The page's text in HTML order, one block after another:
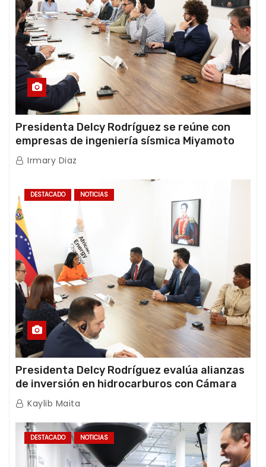
Presidenta Delcy Rodríguez se reúne con
empresas de ingeniería sísmica Miyamoto
International y TFI Solutions
Irmary Diaz
DESTACADO NOTICIAS
Presidenta Delcy Rodríguez evalúa alianzas
de inversión en hidrocarburos con Cámara
Africana de Energía
Kaylib Maita
DESTACADO NOTICIAS